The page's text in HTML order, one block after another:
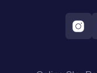
Aplicativo
Constelações